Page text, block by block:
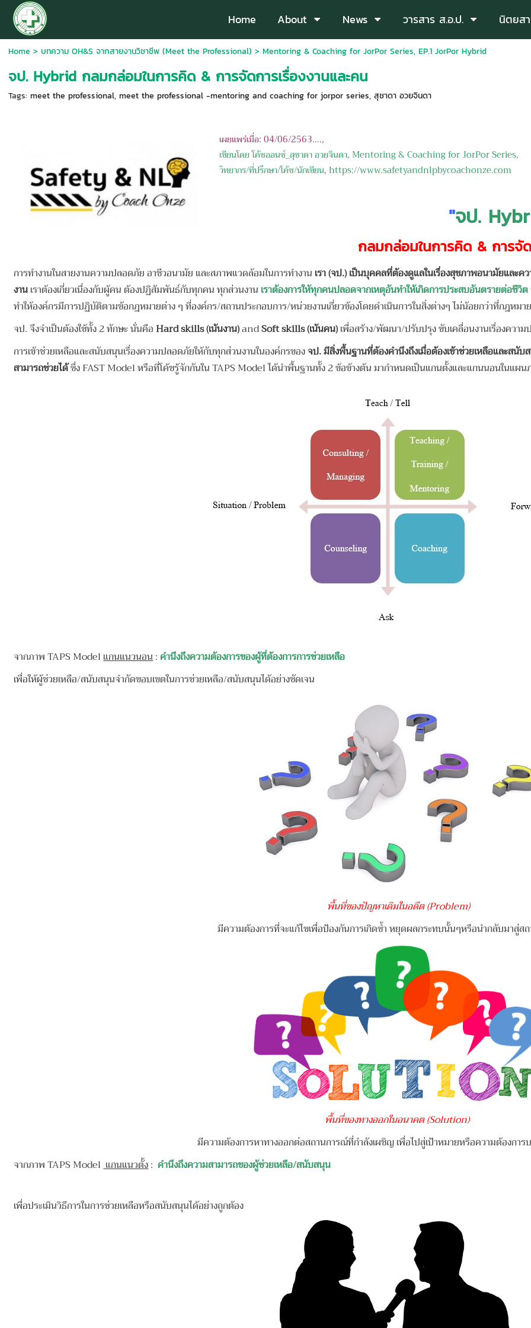
Home About News วารสาร ส.อ.ป. นิตยส
Home > บทความ OH&S จากสายงานวิชาชีพ (Meet the Professional) > Mentoring & Coaching for JorPor Series, EP.1 JorPor Hybrid
จป. Hybrid กลมกล่อมในการคิด & การจัดการเรื่องงานและคน
Tags: meet the professional, meet the professional -mentoring and coaching for jorpor series, สุชาดา อวยจินดา
เผยแพร่เมื่อ: 04/06/2563....,
เขียนโดย โค้ชออนซ์_สุชาดา อวยจินดา, Mentoring & Coaching for JorPor Series,
วิทยากร/ที่ปรึกษา/โค้ช/นักเขียน, https://www.safetyandnlpbycoachonze.com
"จป.
กลมกล่อมในการคิด & การจั
การทำงานในสายงานความปลอดภัย อาชีวอนามัย และสภาพแวดล้อมในการทำงาน เรา (จป.) เป็นบุคคลที่ต้องดูแลในเรื่องสุขภาพอนามัยแล
งานเราต้องเกี่ยวเนื่องกับผู้คน ต้องปฏิสัมพันธ์กับทุกคน ทุกส่วนงาน เราต้องการให้ทุกคนปลอดจากเหตุอันทำให้เกิดการประสบอันตรายต่อชีวิ
ทำให้องค์กรมีการปฏิบัติตามข้อกฎหมายต่าง ๆ ที่องค์กร/สถานประกอบการ/หน่วยงานเกี่ยวข้องโดยดำเนินการในสิ่งต่างๆ ไม่น้อยกว่าที่กฎหม
จป. จึงจำเป็นต้องใช้ทั้ง 2 ทักษะ นั่นคือHard skills (เน้นงาน)andSoft skills (เน้นคน)เพื่อสร้าง/พัฒนา/ปรับปรุง ขับเคลื่อนงานเรื่องควา
การเข้าช่วยเหลือและสนับสนุนเรื่องความปลอดภัยให้กับทุกส่วนงานในองค์กรของจป. มีสิ่งพื้นฐานที่ต้องคำนึงถึงเมื่อต้องเข้าช่วยเหลือและสนับ
สามารถช่วยได้ซึ่ง FAST Model หรือที่โค้ชรู้จักกันใน TAPS Model ได้นำพื้นฐานทั้ง 2 ข้อข้างต้น มากำหนดเป็นแกนตั้งและแกนนอนในแผน
จากภาพ TAPS Modelแกนแนวนอน: คำนึงถึงความต้องการของผู้ที่ต้องการการช่วยเหลือ
เพื่อให้ผู้ช่วยเหลือ/สนับสนุนจำกัดขอบเขตในการช่วยเหลือ/สนับสนุนได้อย่างชัดเจน
พื้นที่ของปัญหาเดิมในอดีต (Problem)
มีความต้องการที่จะแก้ไขเพื่อป้องกันการเกิดซ้ำ หยุดผลกระทบนั้นๆหรือนำกลับมาสู่ส
พื้นที่ของทางออกในอนาคต (Solution)
มีความต้องการหาทางออกต่อสถานการณ์ที่กำลังเผชิญ เพื่อไปสู่เป้าหมายหรือความต้องการ
จากภาพ TAPS Modelแกนแนวตั้ง: คำนึงถึงความสามารถของผู้ช่วยเหลือ/สนับสนุน
เพื่อประเมินวิธีการในการช่วยเหลือหรือสนับสนุนได้อย่างถูกต้อง